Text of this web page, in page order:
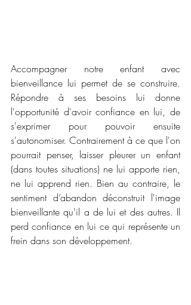
Accompagner notre enfant avec
bienveillance lui permet de se construire.
Répondre à ses besoins lui donne
l'opportunité d'avoir confiance en lui, de
s'exprimer pour pouvoir ensuite
s'autonomiser. Contrairement à ce que l'on
pourrait penser, laisser pleurer un enfant
(dans toutes situations) ne lui apporte rien,
ne lui apprend rien. Bien au contraire, le
sentiment d’abandon déconstruit l'image
bienveillante qu'il a de lui et des autres. Il
perd confiance en lui ce qui représente un
frein dans son développement.